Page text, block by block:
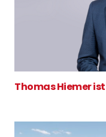
Thomas Hiemer